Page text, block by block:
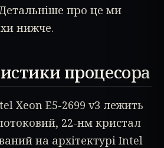
про це ми
нижче.
процесора
Xeon E5-2699 v3 лежить
22-нм кристал
на архітектурі Intel